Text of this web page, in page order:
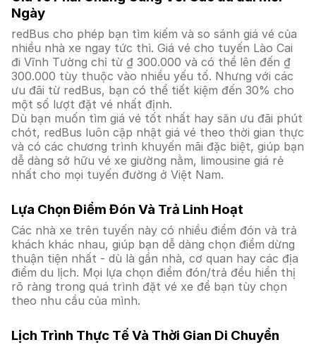
Ngày
redBus cho phép bạn tìm kiếm và so sánh giá vé của
nhiều nhà xe ngay tức thì. Giá vé cho tuyến Lào Cai
đi Vĩnh Tường chỉ từ ₫ 300.000 và có thể lên đến ₫
300.000 tùy thuộc vào nhiều yếu tố. Nhưng với các
ưu đãi từ redBus, bạn có thể tiết kiệm đến 30% cho
một số lượt đặt vé nhất định.
Dù bạn muốn tìm giá vé tốt nhất hay săn ưu đãi phút
chót, redBus luôn cập nhật giá vé theo thời gian thực
và có các chương trình khuyến mãi đặc biệt, giúp bạn
dễ dàng sở hữu vé xe giường nằm, limousine giá rẻ
nhất cho mọi tuyến đường ở Việt Nam.
Lựa Chọn Điểm Đón Và Trả Linh Hoạt
Các nhà xe trên tuyến này có nhiều điểm đón và trả
khách khác nhau, giúp bạn dễ dàng chọn điểm dừng
thuận tiện nhất - dù là gần nhà, cơ quan hay các địa
điểm du lịch. Mọi lựa chọn điểm đón/trả đều hiển thị
rõ ràng trong quá trình đặt vé xe để bạn tùy chọn
theo nhu cầu của mình.
Lịch Trình Thực Tế Và Thời Gian Di Chuyển